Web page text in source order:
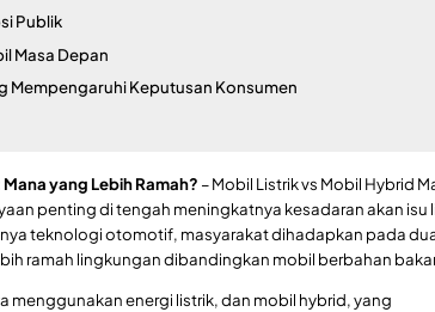
Publik
Masa Depan
Mempengaruhi Keputusan Konsumen
yang Lebih Ramah? – Mobil Listrik vs Mobil Hybrid
penting di tengah meningkatnya kesadaran akan isu
teknologi otomotif, masyarakat dihadapkan pada
ramah lingkungan dibandingkan mobil berbahan
menggunakan energi listrik, dan mobil hybrid, yang